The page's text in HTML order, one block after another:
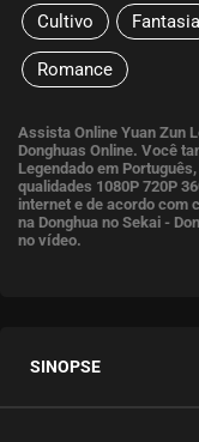
Cultivo Fantasia
Romance
Assista Online Yuan Zun
Donghuas Online. Você
Legendado em
qualidades 1080P 720P
internet e de acordo com
na Donghua no Sekai -
no vídeo.
SINOPSE